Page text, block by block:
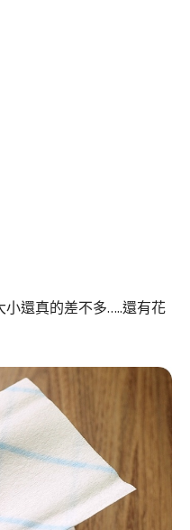
還真的差不多…..還有花